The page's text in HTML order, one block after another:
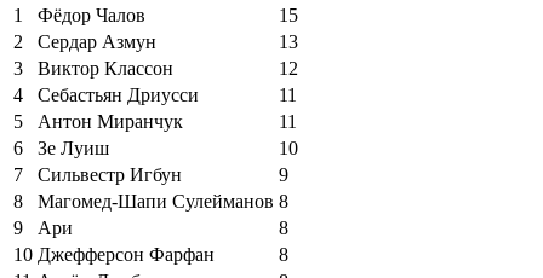
1
Фёдор Чалов
15
2
Сердар Азмун
13
3
Виктор Классон
12
4
Себастьян Дриусси
11
5
Антон Миранчук
11
6
Зе Луиш
10
7
Сильвестр Игбун
9
8
Магомед-Шапи Сулейманов 8
9
Ари
8
10 Джефферсон Фарфан
8